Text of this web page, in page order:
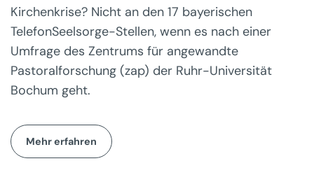
Kirchenkrise? Nicht an den 17 bayerischen
TelefonSeelsorge-Stellen, wenn es nach einer
Umfrage des Zentrums für angewandte
Pastoralforschung (zap) der Ruhr-Universität
Bochum geht.
Mehr erfahren